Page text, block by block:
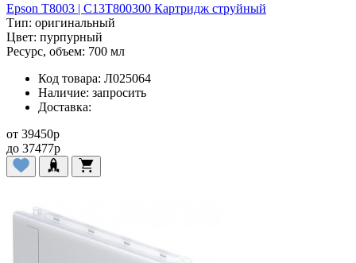
Epson T8003 | C13T800300 Картридж струйный
Тип: оригинальный
Цвет: пурпурный
Ресурс, объем: 700 мл
Код товара: Л025064
Наличие: запросить
Доставка:
от 39450p
до 37477p